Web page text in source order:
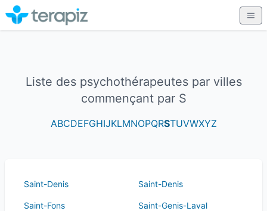
Liste des psychothérapeutes par villes
commençant par S
ABCDEFGHIJKLMNOPQRSTUVWXYZ
Saint-Denis Saint-Denis
Saint-Fons Saint-Genis-Laval